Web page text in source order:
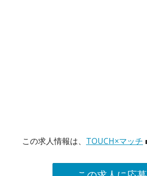
この求人情報は、 TOUCH×マッチ